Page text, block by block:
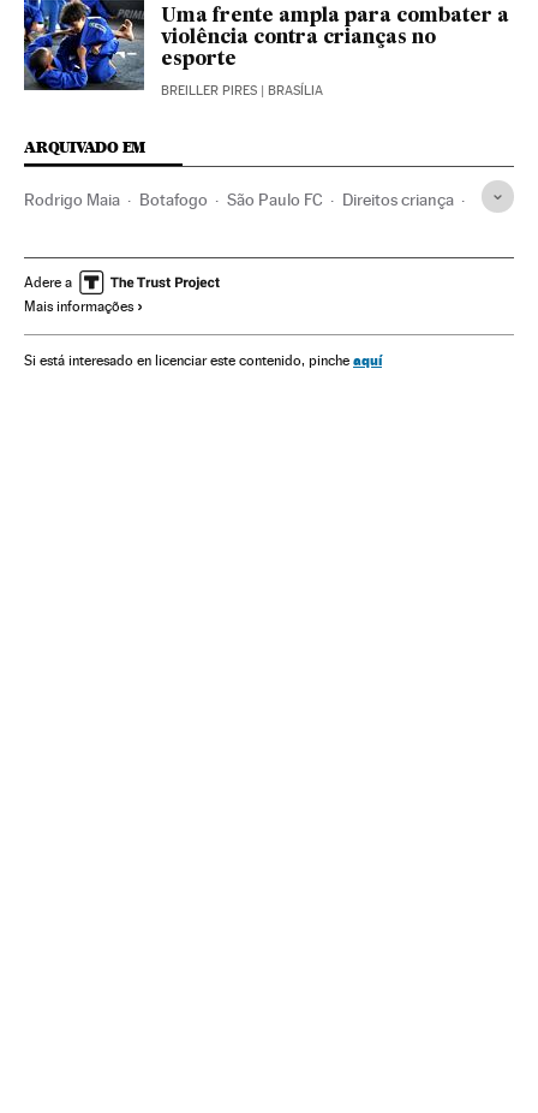
Uma frente ampla para combater a
violência contra crianças no
esporte
BREILLER PIRES | BRASÍLIA
ARQUIVADO EM
Rodrigo Maia Botafogo São Paulo FC Direitos criança
Fútbol base Congresso Nacional
Categorías inferiores
Estatutos legais Futebol Brasil Times esportes
Adere a
Mais informações
Si está interesado en licenciar este contenido, pinche aquí